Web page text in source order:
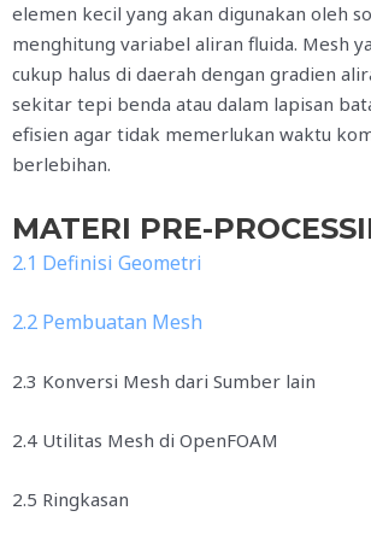
elemen kecil yang akan digunakan oleh
menghitung variabel aliran fluida. Mesh
cukup halus di daerah dengan gradien
sekitar tepi benda atau dalam lapisan
efisien agar tidak memerlukan waktu
berlebihan.
MATERI PRE-
2.1 Definisi Geometri
2.2 Pembuatan Mesh
2.3 Konversi Mesh dari Sumber lain
2.4 Utilitas Mesh di OpenFOAM
2.5 Ringkasan